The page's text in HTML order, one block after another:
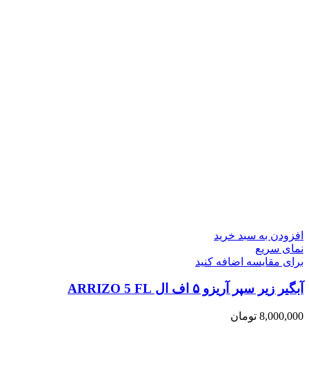
افزودن به سبد خرید
نمای سریع
برای مقایسه اضافه کنید
آبگیر زیر سپر آریزو ۵ اف ال ARRIZO 5 FL
8,000,000 تومان